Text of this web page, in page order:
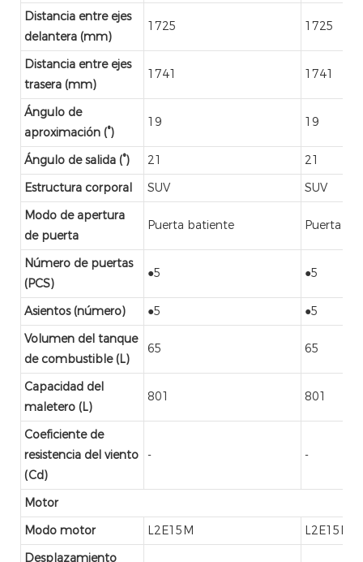
Distancia entre ejes
delantera (mm)
1725 1725
Distancia entre ejes
trasera (mm)
1741 1741
Ángulo de
aproximación (°)
19 19
Ángulo de salida (°) 21
21
Estructura corporal
SUV
SUV
Modo de apertura
de puerta
Puerta batiente Puerta
Número de puertas
(PCS)
●5 ●5
Asientos (número) ●5
●5
Volumen del tanque
de combustible (L)
65 65
Capacidad del
maletero (L)
801 801
Coeficiente de
resistencia del viento
(Cd)
- -
Motor
Modo motor
L2E15M
L2E15M
Desplazamiento